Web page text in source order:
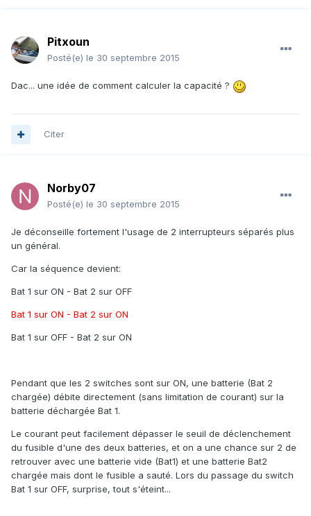
Pitxoun
Posté(e) le 30 septembre 2015
Dac... une idée de comment calculer la capacité ?
Citer
Norby07
Posté(e) le 30 septembre 2015
Je déconseille fortement l'usage de 2 interrupteurs séparés plus
un général.
Car la séquence devient:
Bat 1 sur ON - Bat 2 sur OFF
Bat 1 sur ON - Bat 2 sur ON
Bat 1 sur OFF - Bat 2 sur ON
Pendant que les 2 switches sont sur ON, une batterie (Bat 2
chargée) débite directement (sans limitation de courant) sur la
batterie déchargée Bat 1.
Le courant peut facilement dépasser le seuil de déclenchement
du fusible d'une des deux batteries, et on a une chance sur 2 de
retrouver avec une batterie vide (Bat1) et une batterie Bat2
chargée mais dont le fusible a sauté. Lors du passage du switch
Bat 1 sur OFF, surprise, tout s'éteint...